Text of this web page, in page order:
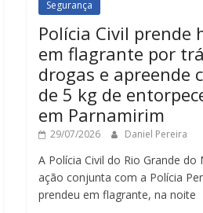
Segurança
Polícia Civil prende
em flagrante por
drogas e apreende
de 5 kg de
em Parnamirim
29/07/2026 Daniel Pereira
A Polícia Civil do Rio Grande do
ação conjunta com a Polícia
prendeu em flagrante, na noite